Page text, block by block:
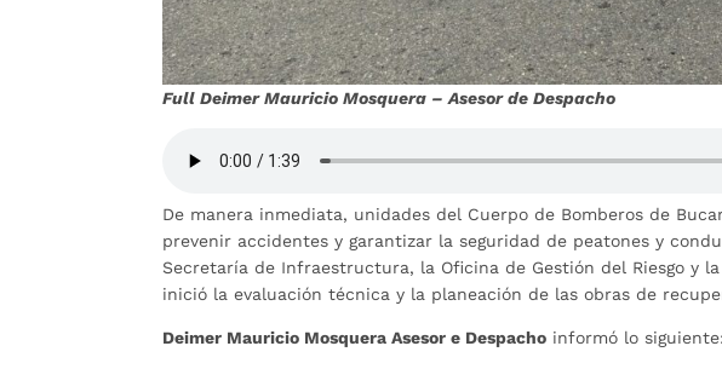
Full Deimer Mauricio Mosquera – Asesor de Despacho
De manera inmediata, unidades del Cuerpo de Bomberos de
prevenir accidentes y garantizar la seguridad de peatones y
Secretaría de Infraestructura, la Oficina de Gestión del Riesgo y
inició la evaluación técnica y la planeación de las obras de
Deimer Mauricio Mosquera Asesor e Despacho informó lo siguiente: